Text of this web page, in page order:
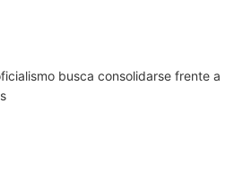
busca consolidarse frente a